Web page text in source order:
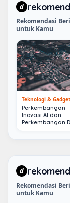
d
Rekomendasi
untuk Kamu
Teknologi & Gadget
Perkembangan
Inovasi AI dan
Perkembangan
d
Rekomendasi
untuk Kamu